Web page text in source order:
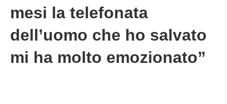
mesi la telefonata
dell’uomo che ho salvato
mi ha molto emozionato”